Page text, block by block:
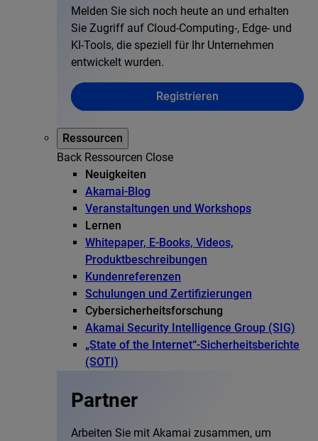
Melden Sie sich noch heute an und erhalten
Sie Zugriff auf Cloud-Computing-, Edge- und
KI-Tools, die speziell für Ihr Unternehmen
entwickelt wurden.
Registrieren
Ressourcen
Back Ressourcen Close
Neuigkeiten
Akamai-Blog
Veranstaltungen und Workshops
Lernen
Whitepaper, E-Books, Videos,
Produktbeschreibungen
Kundenreferenzen
Schulungen und Zertifizierungen
Cybersicherheitsforschung
Akamai Security Intelligence Group (SIG)
„State of the Internet“-Sicherheitsberichte
(SOTI)
Partner
Arbeiten Sie mit Akamai zusammen, um